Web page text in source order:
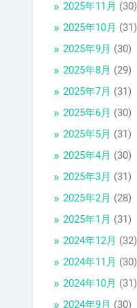
2025年11月 (30)
2025年10月 (31)
2025年9月 (30)
2025年8月 (29)
2025年7月 (31)
2025年6月 (30)
2025年5月 (31)
2025年4月 (30)
2025年3月 (31)
2025年2月 (28)
2025年1月 (31)
2024年12月 (32)
2024年11月 (30)
2024年10月 (31)
2024年9月 (30)